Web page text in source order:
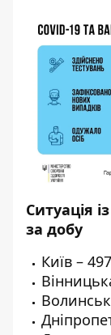
Ситуація
за добу
Київ –